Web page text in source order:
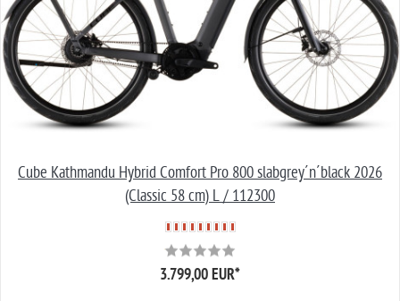
Cube Kathmandu Hybrid Comfort Pro 800 slabgrey´n´black 2026
(Classic 58 cm) L / 112300
3.799,00 EUR*